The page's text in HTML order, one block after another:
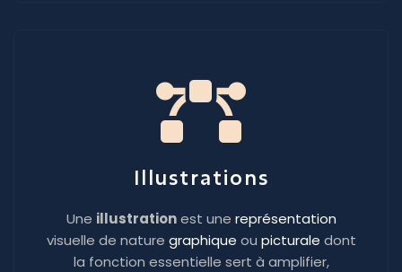
Illustrations
Une illustrationest une représentation
visuelle de nature graphique ou picturale dont
la fonction essentielle sert à amplifier,